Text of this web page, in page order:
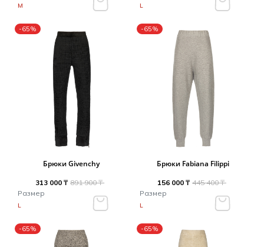
M L
-65%
Брюки Givenchy
313 000 ₸ 891 900 ₸
Размер
L
-65%
Брюки Fabiana Filippi
156 000 ₸ 445 400 ₸
Размер
L
-65% -65%